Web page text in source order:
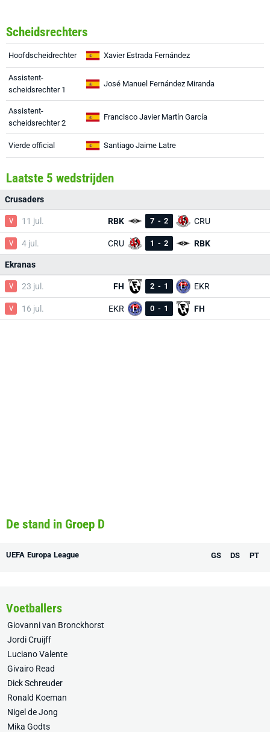
Scheidsrechters
Hoofdscheidrechter Xavier Estrada Fernández
Assistent-
scheidsrechter 1
José Manuel Fernández Miranda
Assistent-
scheidsrechter 2
Francisco Javier Martín García
Vierde official Santiago Jaime Latre
Laatste 5 wedstrijden
Crusaders
V 11 jul. RBK 7 - 2 CRU
V 4 jul. CRU 1 - 2 RBK
Ekranas
V 23 jul. FH 2 - 1 EKR
V 16 jul. EKR 0 - 1 FH
De stand in Groep D
UEFA Europa League GS DS PT
Voetballers
Giovanni van Bronckhorst
Jordi Cruijff
Luciano Valente
Givairo Read
Dick Schreuder
Ronald Koeman
Nigel de Jong
Mika Godts